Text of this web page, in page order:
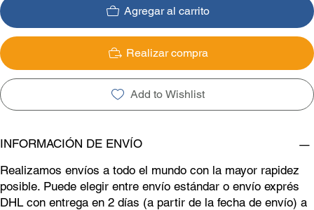
Agregar al carrito
Realizar compra
Add to Wishlist
INFORMACIÓN DE ENVÍO
Realizamos envíos a todo el mundo con la mayor rapidez
posible. Puede elegir entre envío estándar o envío exprés
DHL con entrega en 2 días (a partir de la fecha de envío) a